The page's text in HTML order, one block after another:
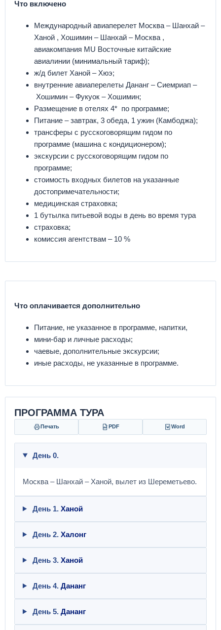
Что включено
Международный авиаперелет Москва – Шанхай –
Ханой , Хошимин – Шанхай – Москва ,
авиакомпания MU Восточные китайские
авиалинии (минимальный тариф);
ж/д билет Ханой – Хюэ;
внутренние авиаперелеты Дананг – Сиемриап –
Хошимин – Фукуок – Хошимин;
Размещение в отелях 4* по программе;
Питание – завтрак, 3 обеда, 1 ужин (Камбоджа);
трансферы с русскоговорящим гидом по
программе (машина с кондиционером);
экскурсии с русскоговорящим гидом по
программе;
стоимость входных билетов на указанные
достопримечательности;
медицинская страховка;
1 бутылка питьевой воды в день во время тура
страховка;
комиссия агентствам – 10 %
Что оплачивается дополнительно
Питание, не указанное в программе, напитки,
мини-бар и личные расходы;
чаевые, дополнительные экскурсии;
иные расходы, не указанные в программе.
ПРОГРАММА ТУРА
Печать PDF Word
День 0.
Москва – Шанхай – Ханой, вылет из Шереметьево.
День 1. Ханой
День 2. Халонг
День 3. Ханой
День 4. Дананг
День 5. Дананг